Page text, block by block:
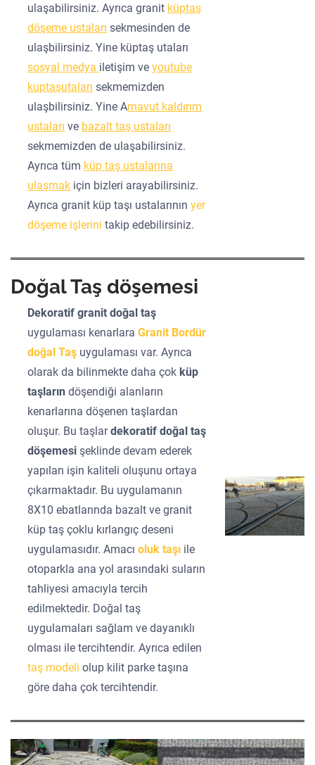
ulaşabilirsiniz. Ayrıca granit küptaş
döşeme ustaları sekmesinden de
ulaşbilirsiniz. Yine küptaş utaları
sosyal medya iletişim veyoutube
kuptaşutaları sekmemizden
ulaşbilirsiniz. Yine Arnavut kaldırım
ustaları ve bazalt taş ustaları
sekmemizden de ulaşabilirsiniz.
Ayrıca tüm küp taş ustalarına
ulaşmak için bizleri arayabilirsiniz.
Ayrıca granit küp taşı ustalarının yer
döşeme işlerini takip edebilirsiniz.
Doğal Taş döşemesi
Dekoratif granit doğal taş
uygulaması kenarlaraGranit Bordür
doğal Taş uygulaması var. Ayrıca
olarak da bilinmekte daha çok küp
taşların döşendiği alanların
kenarlarına döşenen taşlardan
oluşur. Bu taşlardekoratif doğal taş
döşemesişeklinde devam ederek
yapılan işin kaliteli oluşunu ortaya
çıkarmaktadır. Bu uygulamanın
8X10 ebatlarında bazalt ve granit
küp taş çoklu kırlangıç deseni
uygulamasıdır. Amacıoluk taşı ile
otoparkla ana yol arasındaki suların
tahliyesi amacıyla tercih
edilmektedir. Doğal taş
uygulamaları sağlam ve dayanıklı
olması ile tercihtendir. Ayrıca edilen
taş modeliolup kilit parke taşına
göre daha çok tercihtendir.